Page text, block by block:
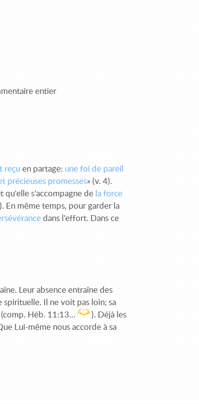
entier
reçu en partage: une foi de pareil
précieuses promesses» (v. 4).
qu'elle s'accompagne de la force
En même temps, pour garder la
dans l'effort. Dans ce
Leur absence entraîne des
Il ne voit pas loin; sa
(comp. Héb. 11:13…
). Déjà les
Lui-même nous accorde à sa